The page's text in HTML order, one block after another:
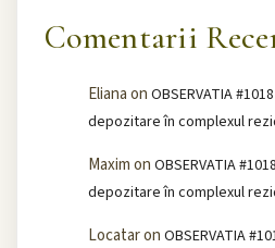
Comentarii
Elianaon OBSERVATIA
depozitare în complexul
Maximon OBSERVATIA
depozitare în complexul
Locataron OBSERVATIA